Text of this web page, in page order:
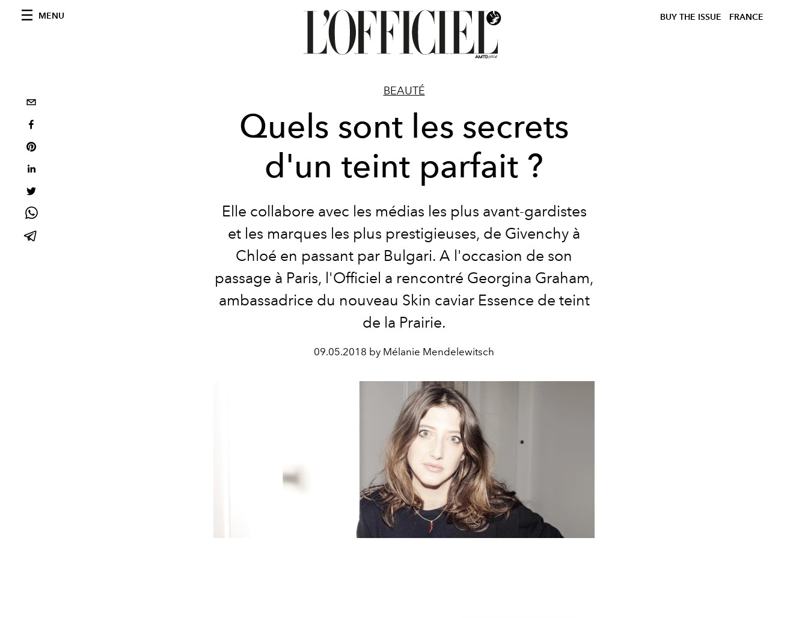
MENU BUY THE ISSUE FRANCE
BEAUTÉ
Quels sont les secrets
d'un teint parfait ?
Elle collabore avec les médias les plus avant-gardistes
et les marques les plus prestigieuses, de Givenchy à
Chloé en passant par Bulgari. A l'occasion de son
passage à Paris, l'Officiel a rencontré Georgina Graham,
ambassadrice du nouveau Skin caviar Essence de teint
de la Prairie.
09.05.2018 by Mélanie Mendelewitsch